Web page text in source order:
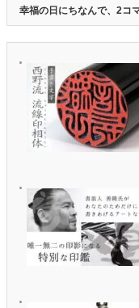
幸福の日にちなんで、2コ